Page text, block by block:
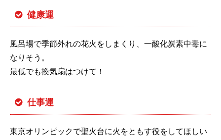
健康運
風呂場で季節外れの花火をしまくり、一酸化炭素中毒に
なりそう。
最低でも換気扇はつけて！
仕事運
東京オリンピックで聖火台に火をともす役をしてほしい